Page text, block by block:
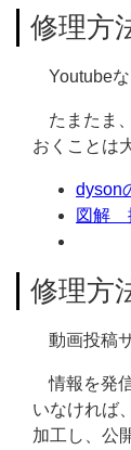
修理方
Youtube
たまたま
おくことは
dyson
図解
修理方
動画投稿
情報を発
いなければ
加工し、公